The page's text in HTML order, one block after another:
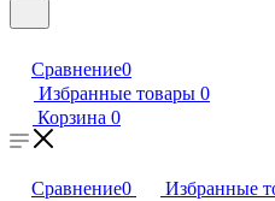
Сравнение0
Избранные товары 0
Корзина 0
Сравнение0 Избранные